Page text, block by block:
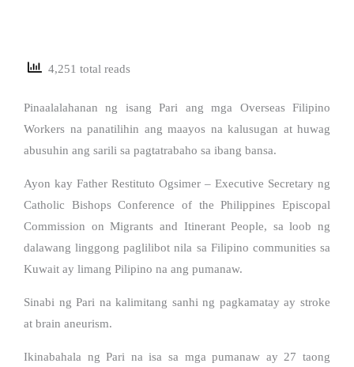
4,251 total reads
Pinaalalahanan ng isang Pari ang mga Overseas Filipino
Workers na panatilihin ang maayos na kalusugan at huwag
abusuhin ang sarili sa pagtatrabaho sa ibang bansa.
Ayon kay Father Restituto Ogsimer – Executive Secretary ng
Catholic Bishops Conference of the Philippines Episcopal
Commission on Migrants and Itinerant People, sa loob ng
dalawang linggong paglilibot nila sa Filipino communities sa
Kuwait ay limang Pilipino na ang pumanaw.
Sinabi ng Pari na kalimitang sanhi ng pagkamatay ay stroke
at brain aneurism.
Ikinabahala ng Pari na isa sa mga pumanaw ay 27 taong